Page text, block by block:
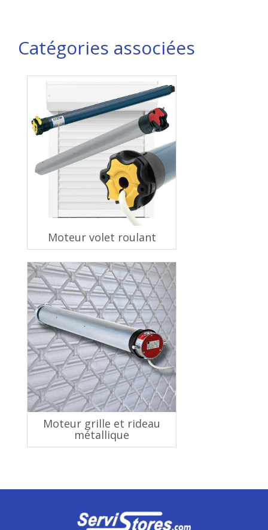
Catégories associées
Moteur volet roulant
Moteur grille et rideau
métallique